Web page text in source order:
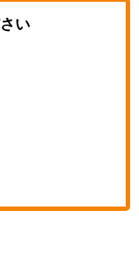
い